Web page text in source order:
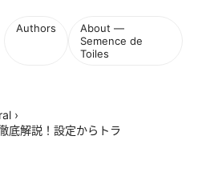
Authors
About —
Semence de
Toiles
›
底解説！設定からトラ